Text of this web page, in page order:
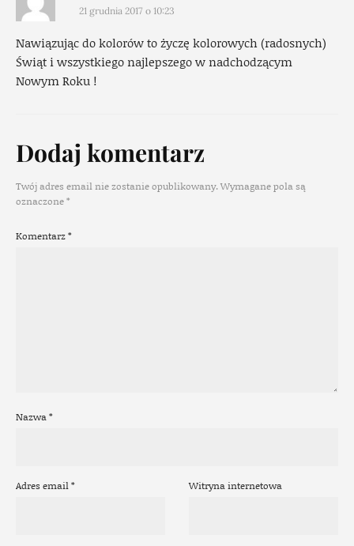
21 grudnia 2017 o 10:23
Nawiązując do kolorów to życzę kolorowych (radosnych)
Świąt i wszystkiego najlepszego w nadchodzącym
Nowym Roku !
Dodaj komentarz
Twój adres email nie zostanie opublikowany.Wymagane pola są
oznaczone*
Komentarz*
Nazwa*
Adres email* Witryna internetowa